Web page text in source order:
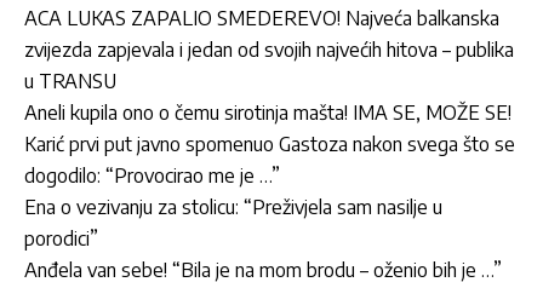
ACA LUKAS ZAPALIO SMEDEREVO! Najveća balkanska
zvijezda zapjevala i jedan od svojih najvećih hitova – publika
u TRANSU
Aneli kupila ono o čemu sirotinja mašta! IMA SE, MOŽE SE!
Karić prvi put javno spomenuo Gastoza nakon svega što se
dogodilo: “Provocirao me je …”
Ena o vezivanju za stolicu: “Preživjela sam nasilje u
porodici”
Anđela van sebe! “Bila je na mom brodu – oženio bih je …”